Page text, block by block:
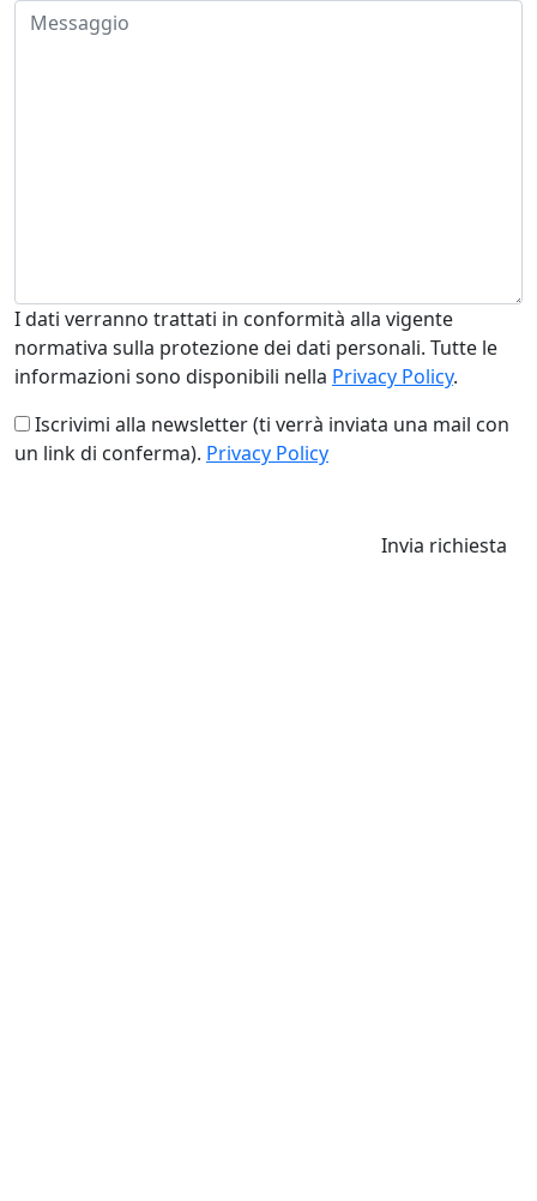
I dati verranno trattati in conformità alla vigente
normativa sulla protezione dei dati personali. Tutte le
informazioni sono disponibili nella Privacy Policy.
Iscrivimi alla newsletter (ti verrà inviata una mail con
un link di conferma). Privacy Policy
Invia richiesta